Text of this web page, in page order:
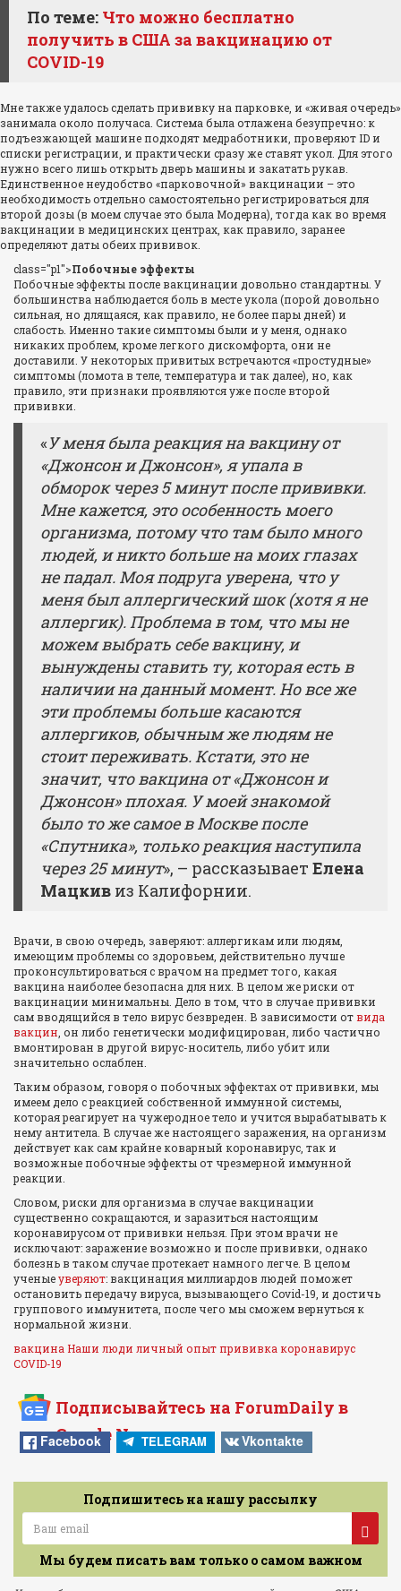
По теме: Что можно бесплатно
получить в США за вакцинацию от
COVID-19
Мне также удалось сделать прививку на парковке, и «живая очередь»
занимала около получаса. Система была отлажена безупречно: к
подъезжающей машине подходят медработники, проверяют ID и
списки регистрации, и практически сразу же ставят укол. Для этого
нужно всего лишь открыть дверь машины и закатать рукав.
Единственное неудобство «парковочной» вакцинации – это
необходимость отдельно самостоятельно регистрироваться для
второй дозы (в моем случае это была Модерна), тогда как во время
вакцинации в медицинских центрах, как правило, заранее
определяют даты обеих прививок.
class="p1">Побочные эффекты
Побочные эффекты после вакцинации довольно стандартны. У
большинства наблюдается боль в месте укола (порой довольно
сильная, но длящаяся, как правило, не более пары дней) и
слабость. Именно такие симптомы были и у меня, однако
никаких проблем, кроме легкого дискомфорта, они не
доставили. У некоторых привитых встречаются «простудные»
симптомы (ломота в теле, температура и так далее), но, как
правило, эти признаки проявляются уже после второй
прививки.
«У меня была реакция на вакцину от
«Джонсон и Джонсон», я упала в
обморок через 5 минут после прививки.
Мне кажется, это особенность моего
организма, потому что там было много
людей, и никто больше на моих глазах
не падал. Моя подруга уверена, что у
меня был аллергический шок (хотя я не
аллергик). Проблема в том, что мы не
можем выбрать себе вакцину, и
вынуждены ставить ту, которая есть в
наличии на данный момент. Но все же
эти проблемы больше касаются
аллергиков, обычным же людям не
стоит переживать. Кстати, это не
значит, что вакцина от «Джонсон и
Джонсон» плохая. У моей знакомой
было то же самое в Москве после
«Спутника», только реакция наступила
через 25 минут», – рассказывает Елена
Мацкив из Калифорнии.
Врачи, в свою очередь, заверяют: аллергикам или людям,
имеющим проблемы со здоровьем, действительно лучше
проконсультироваться с врачом на предмет того, какая
вакцина наиболее безопасна для них. В целом же риски от
вакцинации минимальны. Дело в том, что в случае прививки
сам вводящийся в тело вирус безвреден. В зависимости отвида
вакцин , он либо генетически модифицирован, либо частично
вмонтирован в другой вирус-носитель, либо убит или
значительно ослаблен.
Таким образом, говоря о побочных эффектах от прививки, мы
имеем дело с реакцией собственной иммунной системы,
которая реагирует на чужеродное тело и учится вырабатывать к
нему антитела. В случае же настоящего заражения, на организм
действует как сам крайне коварный коронавирус, так и
возможные побочные эффекты от чрезмерной иммунной
реакции.
Словом, риски для организма в случае вакцинации
существенно сокращаются, и заразиться настоящим
коронавирусом от прививки нельзя. При этом врачи не
исключают: заражение возможно и после прививки, однако
болезнь в таком случае протекает намного легче. В целом
ученыеуверяют: вакцинация миллиардов людей поможет
остановить передачу вируса, вызывающего Covid-19, и достичь
группового иммунитета, после чего мы сможем вернуться к
нормальной жизни.
вакцина Наши люди личный опытпрививка коронавирус
COVID-19
Подписывайтесь на ForumDaily в
Google News
Facebook TELEGRAM Vkontakte
Подпишитесь на нашу рассылку
Мы будем писать вам только о самом важном